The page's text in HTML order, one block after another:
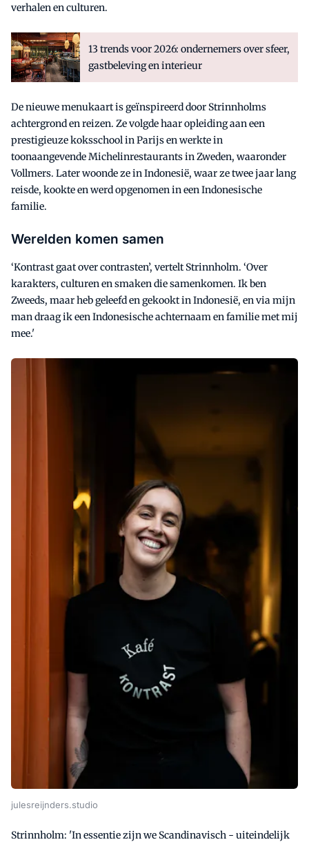
verhalen en culturen.
13 trends voor 2026: ondernemers over sfeer,
gastbeleving en interieur
De nieuwe menukaart is geïnspireerd door Strinnholms
achtergrond en reizen. Ze volgde haar opleiding aan een
prestigieuze koksschool in Parijs en werkte in
toonaangevende Michelinrestaurants in Zweden, waaronder
Vollmers. Later woonde ze in Indonesië, waar ze twee jaar lang
reisde, kookte en werd opgenomen in een Indonesische
familie.
Werelden komen samen
‘Kontrast gaat over contrasten’, vertelt Strinnholm. ‘Over
karakters, culturen en smaken die samenkomen. Ik ben
Zweeds, maar heb geleefd en gekookt in Indonesië, en via mijn
man draag ik een Indonesische achternaam en familie met mij
mee.'
julesreijnders.studio
Strinnholm: 'In essentie zijn we Scandinavisch - uiteindelijk